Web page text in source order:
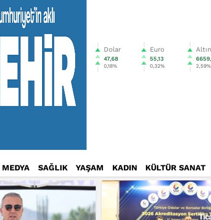
Dolar
47,68
0,18%
Euro
55,13
0,32%
Altın
2,59%
MEDYA SAĞLIK YAŞAM KADIN KÜLTÜR SANAT